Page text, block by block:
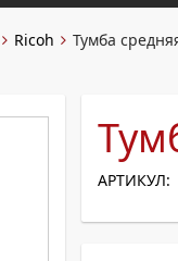
АРЕНДА
Ricoh Тумба
АРТИКУЛ: